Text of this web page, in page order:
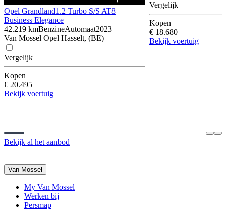
Opel Grandland1.2 Turbo S/S AT8
Business Elegance
42.219 kmBenzineAutomaat2023
Van Mossel Opel Hasselt, (BE)
Vergelijk
Kopen
€ 20.495
Bekijk voertuig
Vergelijk
Kopen
€ 18.680
Bekijk voertuig
Bekijk al het aanbod
Van Mossel
My Van Mossel
Werken bij
Persmap